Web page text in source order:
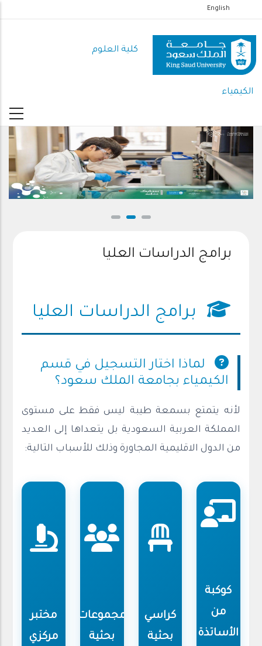
إلى
المحتوى
الرئيسي
English
كلية العلوم
الكيمياء
برامج الدراسات العليا
برامج الدراسات العليا
لماذا اختار التسجيل في قسم
الكيمياء بجامعة الملك سعود؟
لأنه يتمتع بسمعة طيبة ليس فقط على مستوى
المملكة العربية السعودية بل يتعداها إلى العديد
من الدول الاقليمية المجاورة وذلك للأسباب التالية:
كوكبة
من
الأساتذة
كراسي
بحثية
مجموعات
بحثية
مختبر
مركزي